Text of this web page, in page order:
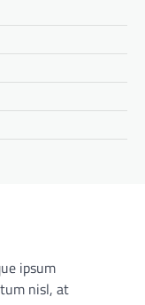
ipsum
nisl, at